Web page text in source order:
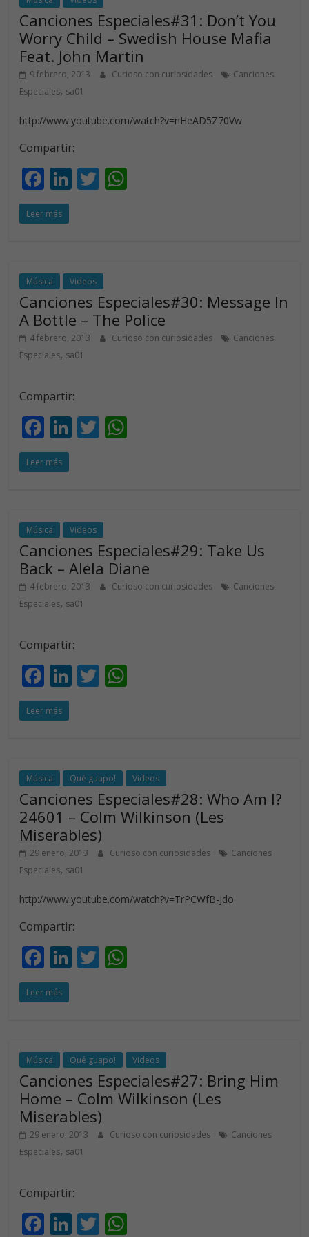
o
k
n p
p
Canciones Especiales#31: Don’t You
Worry Child – Swedish House Mafia
Feat. John Martin
9 febrero, 2013 Curioso con curiosidades
Canciones
Especiales, sa01
http://www.youtube.com/watch?v=nHeAD5Z70Vw
Compartir:
F
ac
e
o
o
k
Li
dI
n
T
p
p
Leer más
Música Videos
Canciones Especiales#30: Message In
A Bottle – The Police
4 febrero, 2013 Curioso con curiosidades
Canciones
Especiales, sa01
Compartir:
F
ac
e
o
o
k
Li
dI
n
T
p
p
Leer más
Música Videos
Canciones Especiales#29: Take Us
Back – Alela Diane
4 febrero, 2013 Curioso con curiosidades
Canciones
Especiales, sa01
Compartir:
F
ac
e
o
o
k
Li
dI
n
T
A
p
p
Leer más
Música Qué guapo! Videos
Canciones Especiales#28: Who Am I?
24601 – Colm Wilkinson (Les
Miserables)
29 enero, 2013 Curioso con curiosidades
Canciones
Especiales, sa01
http://www.youtube.com/watch?v=TrPCWfB-Jdo
Compartir:
F
ac
e
o
o
k
Li
dI
n
T
A
p
p
Leer más
Música Qué guapo! Videos
Canciones Especiales#27: Bring Him
Home – Colm Wilkinson (Les
Miserables)
29 enero, 2013 Curioso con curiosidades
Canciones
Especiales, sa01
Compartir:
F Li T